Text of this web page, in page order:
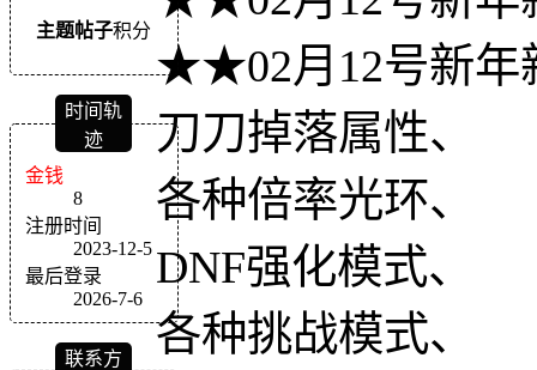
主题帖子积分
时间轨
迹
金钱
8
注册时间
2023-12-5
最后登录
2026-7-6
联系方
★★02月12号新
刀刀掉落属性、
各种倍率光环、
DNF强化模式、
各种挑战模式、